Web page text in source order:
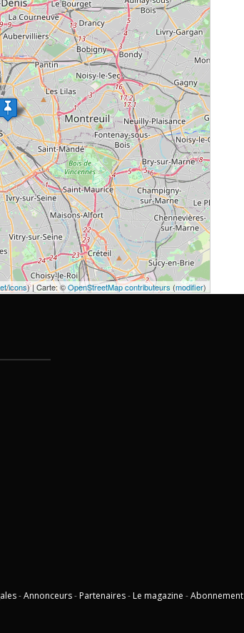
/icons) | Carte: ©OpenStreetMap contributeurs (modifier)
-Annonceurs- Partenaires- Le magazine -Abonnement